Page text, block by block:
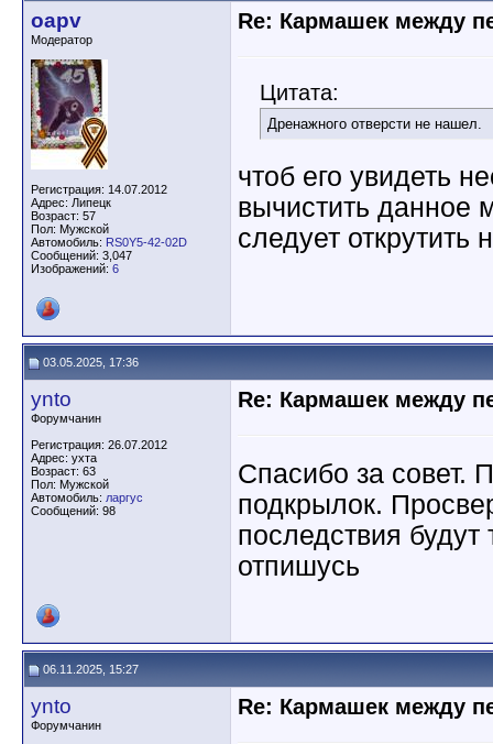
oapv
Модератор
Регистрация: 14.07.2012
Адрес: Липецк
Возраст: 57
Пол: Мужской
Автомобиль: RS0Y5-42-02D
Сообщений: 3,047
Изображений: 6
Re: Кармашек между
Цитата:
Дренажного отверсти не нашел.
чтоб его увидеть
вычистить данное
следует
03.05.2025, 17:36
ynto
Форумчанин
Регистрация: 26.07.2012
Адрес: ухта
Возраст: 63
Пол: Мужской
Автомобиль: ларгус
Сообщений: 98
Re: Кармашек между
Спасибо за совет.
подкрылок.
последствия
отпишусь
06.11.2025, 15:27
ynto
Форумчанин
Re: Кармашек между